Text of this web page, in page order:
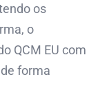
os
o
QCM EU com
forma